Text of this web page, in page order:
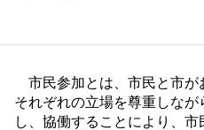
市民参加とは、市民と市が
それぞれの立場を尊重しな
し、協働することにより、